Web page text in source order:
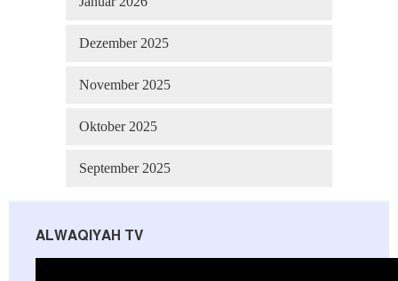
Dezember 2025
November 2025
Oktober 2025
September 2025
ALWAQIYAH TV